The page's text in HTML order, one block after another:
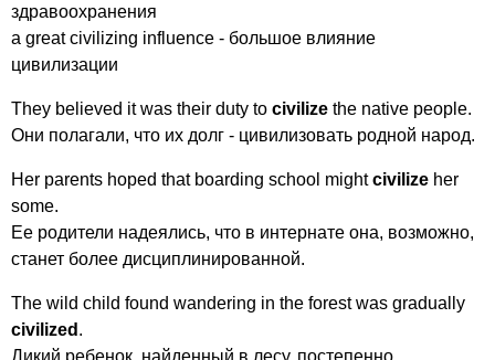
здравоохранения
a great civilizing influence - большое влияние
цивилизации
They believed it was their duty to civilize the native people.
Они полагали, что их долг - цивилизовать родной народ.
Her parents hoped that boarding school might civilize her
some.
Ее родители надеялись, что в интернате она, возможно,
станет более дисциплинированной.
The wild child found wandering in the forest was gradually
civilized .
Дикий ребенок, найденный в лесу, постепенно